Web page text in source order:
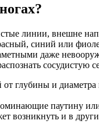
линии, внешне
синий или
даже
сосудистую
глубины и
паутину
возникнуть и в